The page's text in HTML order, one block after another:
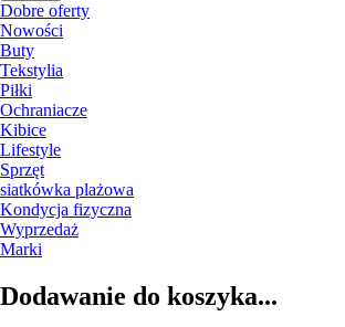
Dobre oferty
Nowości
Buty
Tekstylia
Piłki
Ochraniacze
Kibice
Lifestyle
Sprzęt
siatkówka plażowa
Kondycja fizyczna
Wyprzedaż
Marki
Dodawanie do koszyka...